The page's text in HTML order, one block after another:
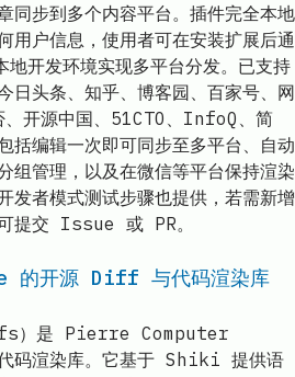
同步到多个内容平台。插件完全本地
用户信息，使用者可在安装扩展后通
发环境实现多平台分发。已支持
日头条、知乎、博客园、百家号、网
、开源中国、51CTO、InfoQ、简
括编辑一次即可同步至多平台、自动
组管理，以及在微信等平台保持渲染
发者模式测试步骤也提供，若需新增
提交 Issue 或 PR。
开源 Diff 与代码渲染库
是 Pierre Computer
码渲染库。它基于 Shiki 提供语